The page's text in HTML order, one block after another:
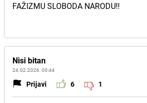
FAŽIZMU SLOBODA NARODU!!
Nisi bitan
24.02.2026. 00:44
Prijavi 6 1